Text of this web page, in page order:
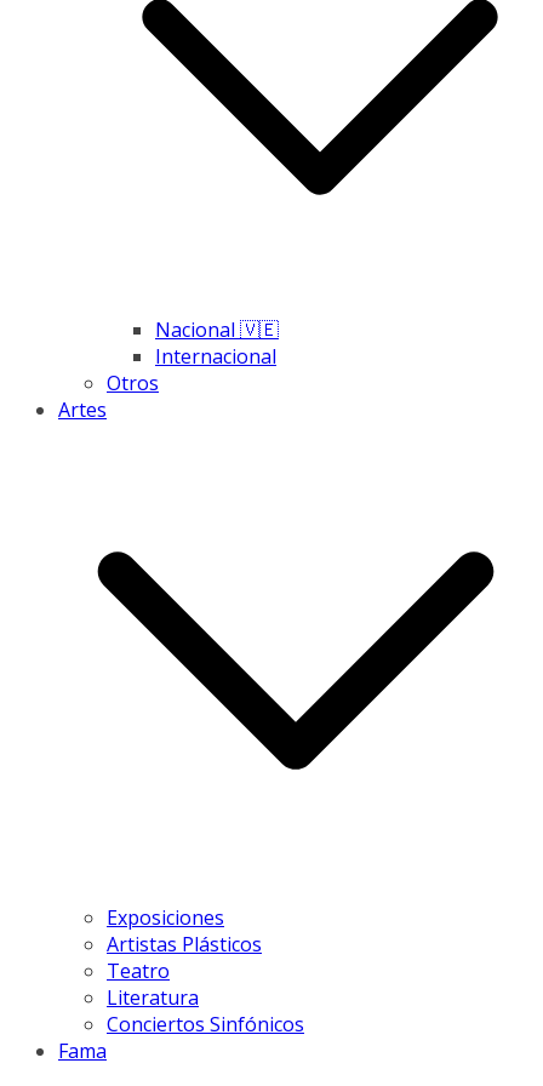
Nacional 🇻🇪
Internacional
Otros
Artes
Exposiciones
Artistas Plásticos
Teatro
Literatura
Conciertos Sinfónicos
Fama